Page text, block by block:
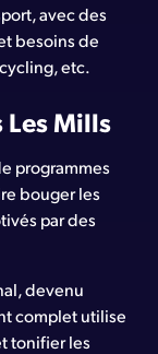
avec des
besoins de
etc.
Mills
programmes
bouger les
par des
devenu
complet utilise
tonifier les